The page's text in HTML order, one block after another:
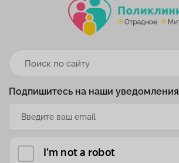
Подпишитесь на наши уведомления